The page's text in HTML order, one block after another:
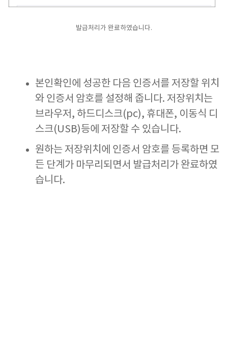
발급처리가 완료하였습니다.
본인확인에 성공한 다음 인증서를 저장할 위치
와 인증서 암호를 설정해 줍니다. 저장위치는
브라우저, 하드디스크(pc), 휴대폰, 이동식 디
스크(USB)등에 저장할 수 있습니다.
원하는 저장위치에 인증서 암호를 등록하면 모
든 단계가 마무리되면서 발급처리가 완료하였
습니다.